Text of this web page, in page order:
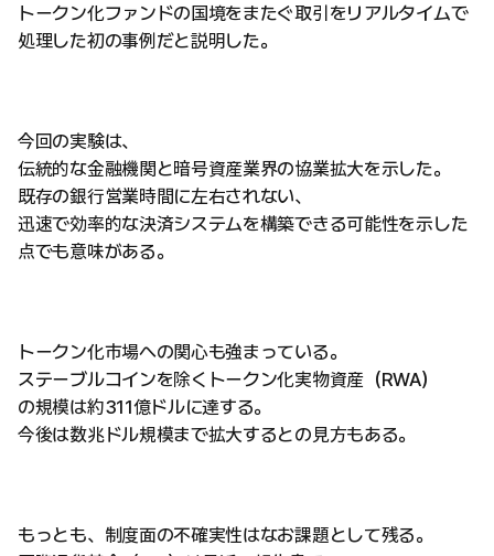
トークン化ファンドの国境をまたぐ取引をリアルタイムで
処理した初の事例だと説明した。
今回の実験は、
伝統的な金融機関と暗号資産業界の協業拡大を示した。
既存の銀行営業時間に左右されない、
迅速で効率的な決済システムを構築できる可能性を示した
点でも意味がある。
トークン化市場への関心も強まっている。
ステーブルコインを除くトークン化実物資産（RWA）
の規模は約311億ドルに達する。
今後は数兆ドル規模まで拡大するとの見方もある。
もっとも、制度面の不確実性はなお課題として残る。